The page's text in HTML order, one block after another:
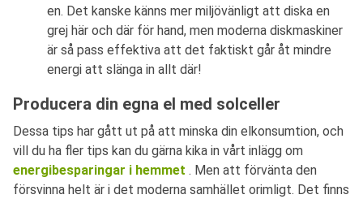
en. Det kanske känns mer miljövänligt att diska en
grej här och där för hand, men moderna diskmaskiner
är så pass effektiva att det faktiskt går åt mindre
energi att slänga in allt där!
Producera din egna el med solceller
Dessa tips har gått ut på att minska din elkonsumtion, och
vill du ha fler tips kan du gärna kika in vårt inlägg om
energibesparingar i hemmet . Men att förvänta den
försvinna helt är i det moderna samhället orimligt. Det finns